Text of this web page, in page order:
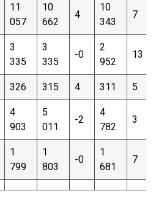
11
057
10
662
4
10
343
7
3
335
3
335
-0
2
952
13
326 315 4 311 5
4
903
5
011
-2
4
782
3
1
799
1
803
-0
1
681
7